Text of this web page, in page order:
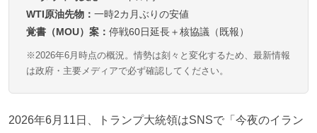
WTI原油先物： 一時2カ月ぶりの安値
覚書（MOU）案： 停戦60日延長＋核協議（既報）
※2026年6月時点の概況。情勢は刻々と変化するため、最新情報
は政府・主要メディアで必ず確認してください。
2026年6月11日、トランプ大統領はSNSで「今夜のイラン